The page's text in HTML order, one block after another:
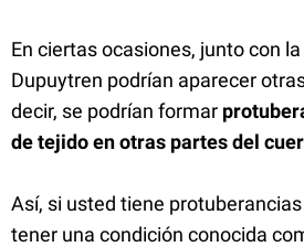
En ciertas ocasiones, junto con
Dupuytren podrían aparecer
decir, se podrían formar
de tejido en otras partes del
Así, si usted tiene
tener una condición conocida